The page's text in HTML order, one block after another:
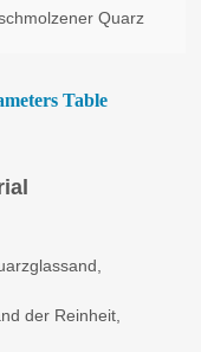
Table
der Reinheit,